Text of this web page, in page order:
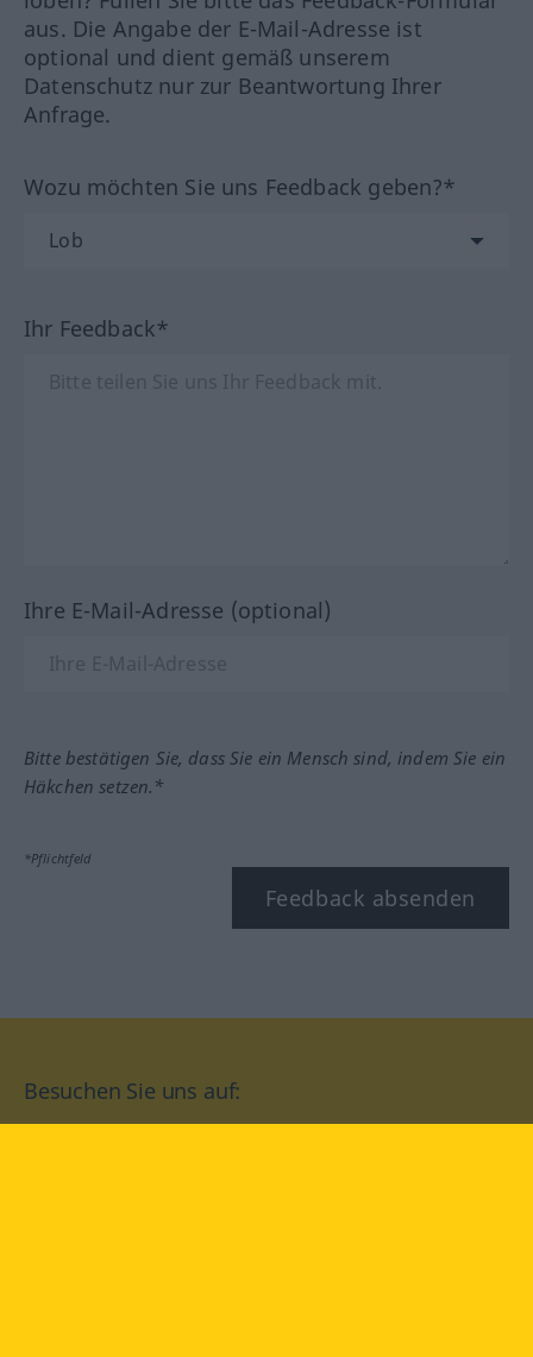
aus. Die Angabe der E-Mail-Adresse ist
optional und dient gemäß unserem
Datenschutz nur zur Beantwortung Ihrer
Anfrage.
Wozu möchten Sie uns Feedback geben?*
Ihr Feedback*
Ihre E-Mail-Adresse (optional)
Bitte bestätigen Sie, dass Sie ein Mensch sind, indem Sie ein
Häkchen setzen.*
*Pflichtfeld
Feedback absenden
Besuchen Sie uns auf: